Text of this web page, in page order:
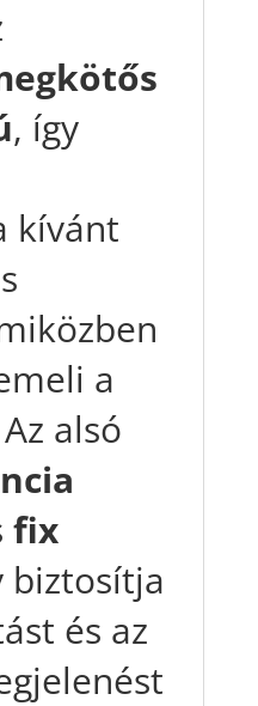
, így
kívánt
a
alsó
fix
biztosítja
és az